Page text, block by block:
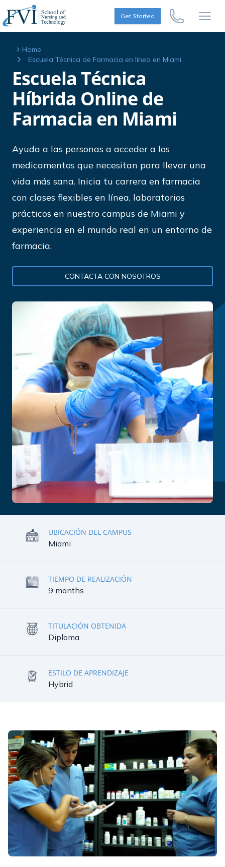
Skip to content
FVI School of Nursing
Get Started
Call Us Now
Home
Escuela Técnica de Farmacia en línea en Miami
Escuela Técnica
Híbrida Online de
Farmacia en Miami
Ayuda a las personas a acceder a los
medicamentos que necesitan para llevar una
vida más sana. Inicia tu carrera en farmacia
con clases flexibles en línea, laboratorios
prácticos en nuestro campus de Miami y
experiencia en el mundo real en un entorno de
farmacia.
CONTACTA CON NOSOTROS
UBICACIÓN DEL CAMPUS
Miami
TIEMPO DE REALIZACIÓN
9 months
TITULACIÓN OBTENIDA
Diploma
ESTILO DE APRENDIZAJE
Hybrid